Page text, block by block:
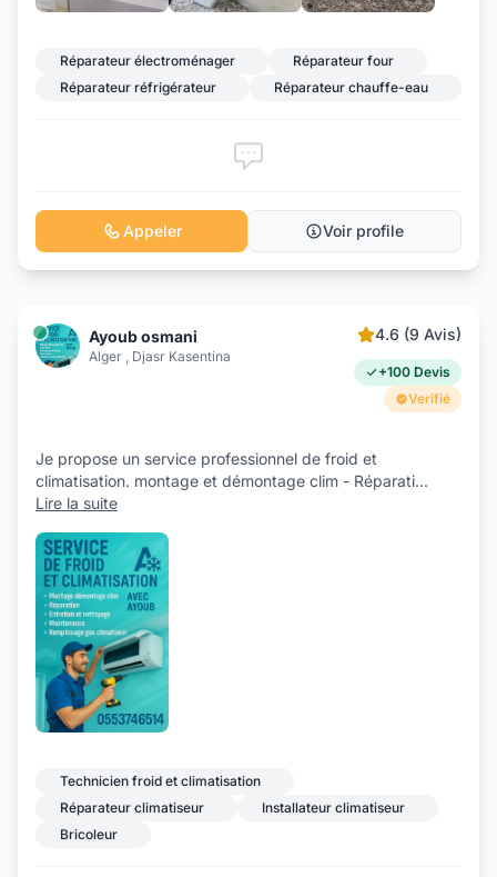
Réparateur électroménager
Réparateur four
Réparateur réfrigérateur
Réparateur chauffe-eau
Appeler Voir profile
Ayoub osmani
Alger , Djasr Kasentina
4.6 (9 Avis)
+100 Devis
Verifié
Je propose un service professionnel de froid et
climatisation. montage et démontage clim - Réparati...
Lire la suite
Technicien froid et climatisation
Réparateur climatiseur
Installateur climatiseur
Bricoleur